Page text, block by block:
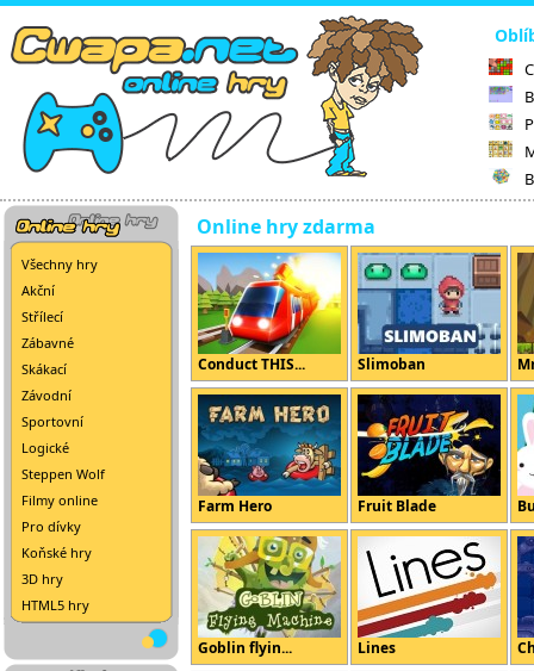
Všechny hry
Akční
Střílecí
Zábavné
Skákací
Závodní
Sportovní
Logické
Steppen Wolf
Filmy online
Pro dívky
Koňské hry
3D hry
HTML5 hry
Online hry zdarma
Conduct THIS... Slimoban
Farm Hero Fruit Blade
Goblin flyin... Lines